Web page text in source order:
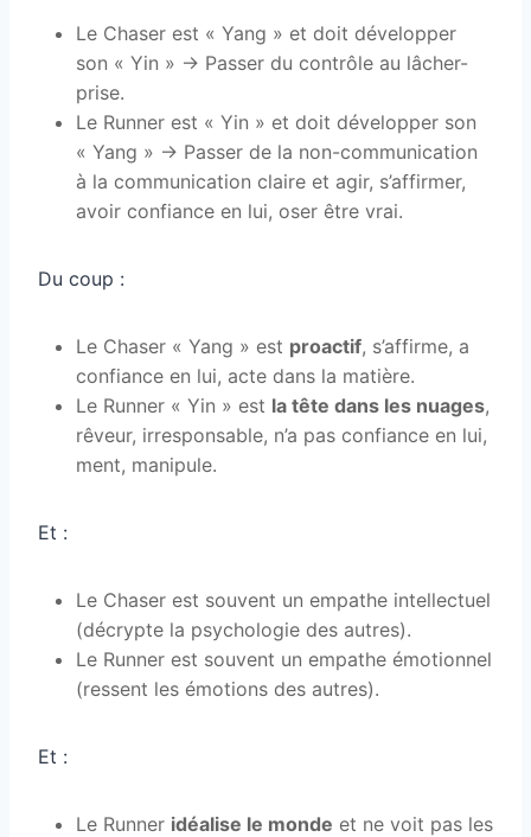
Le Chaser est « Yang » et doit développer
son « Yin » -> Passer du contrôle au lâcher-
prise.
Le Runner est « Yin » et doit développer son
« Yang » -> Passer de la non-communication
à la communication claire et agir, s’affirmer,
avoir confiance en lui, oser être vrai.
Du coup :
Le Chaser « Yang » est proactif, s’affirme, a
confiance en lui, acte dans la matière.
Le Runner « Yin » est la tête dans les nuages,
rêveur, irresponsable, n’a pas confiance en lui,
ment, manipule.
Et :
Le Chaser est souvent un empathe intellectuel
(décrypte la psychologie des autres).
Le Runner est souvent un empathe émotionnel
(ressent les émotions des autres).
Et :
Le Runner idéalise le monde et ne voit pas les